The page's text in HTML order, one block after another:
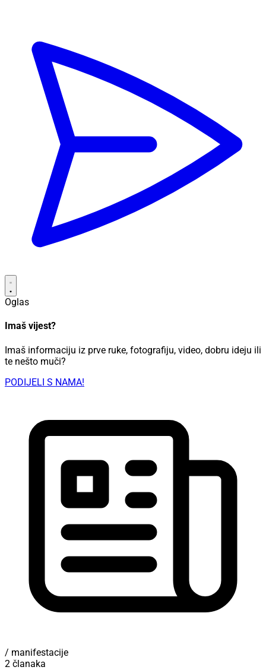
Oglas
Imaš vijest?
Imaš informaciju iz prve ruke, fotografiju, video, dobru ideju ili
te nešto muči?
PODIJELI S NAMA!
/ manifestacije
2 članaka